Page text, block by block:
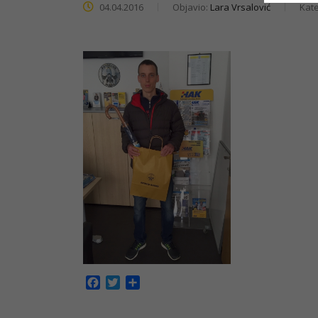
04.04.2016 Objavio: Lara Vrsalović
Facebook
Twitter